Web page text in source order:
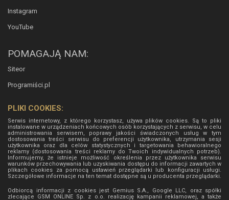
Instagram
YouTube
POMAGAJĄ NAM:
Siteor
Programiści.pl
PLIKI COOKIES:
Serwis internetowy, z którego korzystasz, używa plików cookies. Są to pliki
instalowane w urządzeniach końcowych osób korzystających z serwisu, w celu
administrowania serwisem, poprawy jakości świadczonych usług w tym
dostosowania treści serwisu do preferencji użytkownika, utrzymania sesji
użytkownika oraz dla celów statystycznych i targetowania behawioralnego
reklamy (dostosowania treści reklamy do Twoich indywidualnych potrzeb).
Informujemy, że istnieje możliwość określenia przez użytkownika serwisu
warunków przechowywania lub uzyskiwania dostępu do informacji zawartych w
plikach cookies za pomocą ustawień przeglądarki lub konfiguracji usługi.
Szczegółowe informacje na ten temat dostępne są u producenta przeglądarki.
Odbiorcą informacji z cookies jest Gemius S.A., Google LLC, oraz spółki
zlecające GSM ONLINE Sp. z o.o. realizację kampanii reklamowej, a także